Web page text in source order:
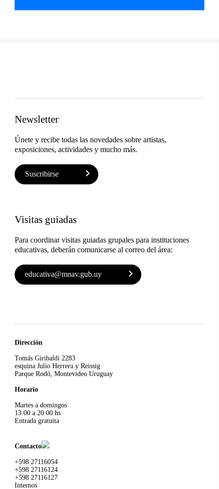
Newsletter
Únete y recibe todas las novedades sobre artistas,
exposiciones, actividades y mucho más.
Suscribirse
Visitas guiadas
Para coordinar visitas guiadas grupales para instituciones
educativas, deberán comunicarse al correo del área:
educativa@mnav.gub.uy
Dirección
Tomás Giribaldi 2283
esquina Julio Herrera y Reissig
Parque Rodó, Montevideo Uruguay
Horario
Martes a domingos
13:00 a 20:00 hs
Entrada gratuita
Contacto
+598 27116054
+598 27116124
+598 27116127
Internos